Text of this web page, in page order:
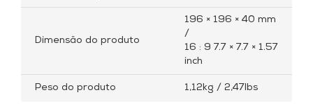
Dimensão do produto
196 × 196 × 40 mm
/
16 : 9 7.7 × 7.7 × 1.57
inch
Peso do produto 1,12kg / 2,47lbs